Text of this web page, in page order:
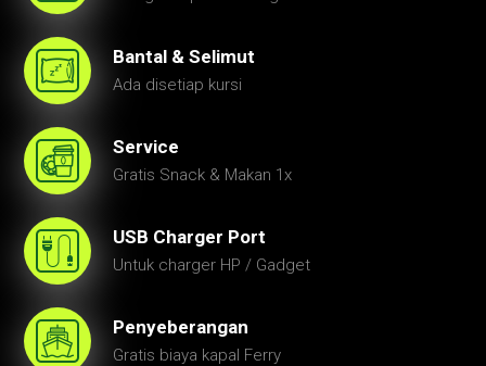
Bantal & Selimut
Ada disetiap kursi
Service
Gratis Snack & Makan 1x
USB Charger Port
Untuk charger HP / Gadget
Penyeberangan
Gratis biaya kapal Ferry